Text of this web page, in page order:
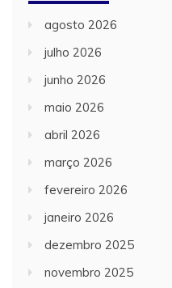
agosto 2026
julho 2026
junho 2026
maio 2026
abril 2026
março 2026
fevereiro 2026
janeiro 2026
dezembro 2025
novembro 2025